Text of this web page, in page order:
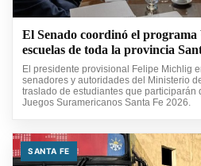
El Senado coordinó el programa
escuelas de toda la provincia
El presidente provisional Felipe Michlig
senadores y autoridades del Ministerio
traslado de estudiantes que participarán
Juegos Suramericanos Santa Fe 2026.
SANTA FE